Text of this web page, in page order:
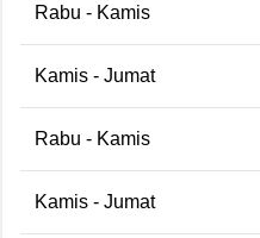
Rabu - Kamis
Kamis - Jumat
Rabu - Kamis
Kamis - Jumat